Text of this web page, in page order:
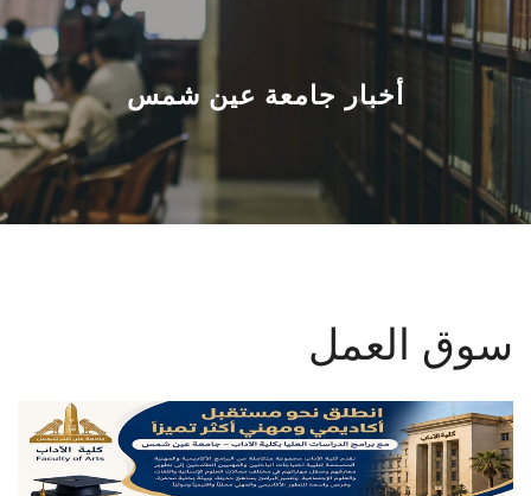
عن الجامعة
القطاعـات
الشئون الأكاديمية
البحث العلمي
الأنظمة الذكية
الإعلام
أخبار جامعة عين شمس
سوق العمل